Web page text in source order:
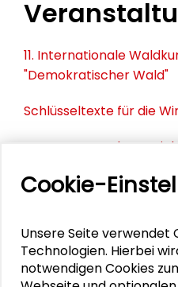
11. Internationale
"Demokratischer Wald"
Schlüsseltexte für die
Zusammen mehr
25. Runder Tisch
Cookie-
Unsere Seite verwendet
Technologien. Hierbei
notwendigen Cookies